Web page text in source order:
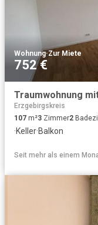
Wohnung·Zur Miete
752 €
Traumwohnung
Erzgebirgskreis
107 m²3 Zimmer2
·Keller·Balkon
Seit mehr als einem